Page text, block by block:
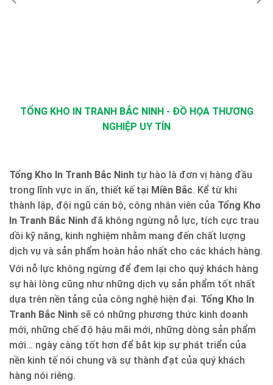
TỔNG KHO IN TRANH BẮC NINH - ĐỒ HỌA THƯƠNG
NGHIỆP UY TÍN
Tổng Kho In Tranh Bắc Ninh tự hào là đơn vị hàng đầu
trong lĩnh vực in ấn, thiết kế tại Miền Bắc. Kể từ khi
thành lập, đội ngũ cán bộ, công nhân viên của Tổng Kho
In Tranh Bắc Ninh đã không ngừng nỗ lực, tích cực trau
dồi kỹ năng, kinh nghiệm nhằm mang đến chất lượng
dịch vụ và sản phẩm hoàn hảo nhất cho các khách hàng.
Với nỗ lực không ngừng để đem lại cho quý khách hàng
sự hài lòng cũng như những dịch vụ sản phẩm tốt nhất
dựa trên nền tảng của công nghệ hiện đại. Tổng Kho In
Tranh Bắc Ninh sẽ có những phương thức kinh doanh
mới, những chế độ hậu mãi mới, những dòng sản phẩm
mới… ngày càng tốt hơn để bắt kịp sự phát triển của
nền kinh tế nói chung và sự thành đạt của quý khách
hàng nói riêng.